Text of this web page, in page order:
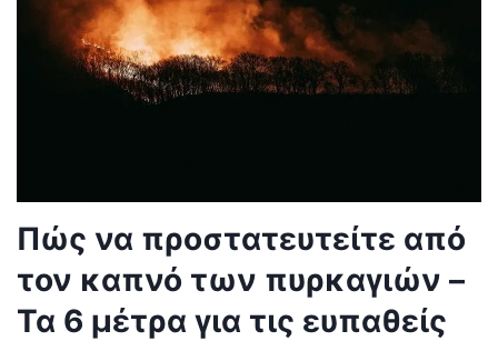
Πώς να προστατευτείτε από
τον καπνό των πυρκαγιών –
Τα 6 μέτρα για τις ευπαθείς